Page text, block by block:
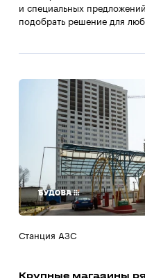
и специальных
подобрать решение для
Станция АЗС
Крупные магазины